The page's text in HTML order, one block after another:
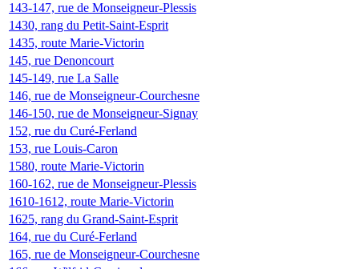
143-147, rue de Monseigneur-Plessis
1430, rang du Petit-Saint-Esprit
1435, route Marie-Victorin
145, rue Denoncourt
145-149, rue La Salle
146, rue de Monseigneur-Courchesne
146-150, rue de Monseigneur-Signay
152, rue du Curé-Ferland
153, rue Louis-Caron
1580, route Marie-Victorin
160-162, rue de Monseigneur-Plessis
1610-1612, route Marie-Victorin
1625, rang du Grand-Saint-Esprit
164, rue du Curé-Ferland
165, rue de Monseigneur-Courchesne